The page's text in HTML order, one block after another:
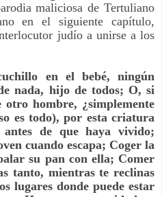
maliciosa de Tertuliano
en el siguiente capítulo,
judío a unirse a los
en el bebé, ningún
nada, hijo de todos; O, si
otro hombre, ¿simplemente
es todo), por esta criatura
antes de que haya vivido;
cuando escapa; Coger la
su pan con ella; Comer
tanto, mientras te reclinas
lugares donde puede estar